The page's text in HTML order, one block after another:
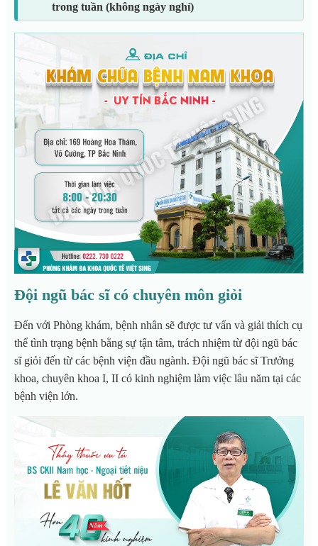
trong tuần (không ngày nghỉ)
Đội ngũ bác sĩ có chuyên môn giỏi
Đến với Phòng khám, bệnh nhân sẽ được tư vấn và giải thích cụ
thể tình trạng bệnh bằng sự tận tâm, trách nhiệm từ đội ngũ bác
sĩ giỏi đến từ các bệnh viện đầu ngành. Đội ngũ bác sĩ Trưởng
khoa, chuyên khoa I, II có kinh nghiệm làm việc lâu năm tại các
bệnh viện lớn.